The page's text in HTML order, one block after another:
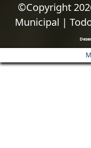
©Copyright
Municipal |